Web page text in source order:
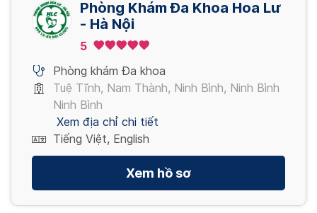
2,000,000 VND/ Lần
PT cắt phanh môi,phanh lưỡi
200,000 VND/ lần
Xem thêm
Phòng Khám Đa Khoa Hoa Lư
- Hà Nội
5
Phòng khám Đa khoa
Tuệ Tĩnh, Nam Thành, Ninh Bình, Ninh Bình
Ninh Bình
Xem địa chỉ chi tiết
Tiếng Việt, English
Xem hồ sơ